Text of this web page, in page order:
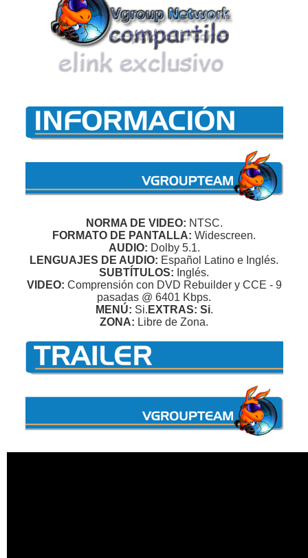
NORMA DE VIDEO: NTSC.
FORMATO DE PANTALLA: Widescreen.
AUDIO: Dolby 5.1.
LENGUAJES DE AUDIO: Español Latino e Inglés.
SUBTÍTULOS: Inglés.
VIDEO: Comprensión con DVD Rebuilder y CCE - 9
pasadas @ 6401 Kbps.
MENÚ: Si. EXTRAS: Si.
ZONA: Libre de Zona.